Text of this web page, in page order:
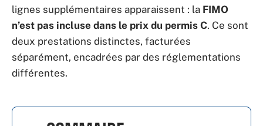
lignes supplémentaires apparaissent : la FIMO
n’est pas incluse dans le prix du permis C. Ce sont
deux prestations distinctes, facturées
séparément, encadrées par des réglementations
différentes.